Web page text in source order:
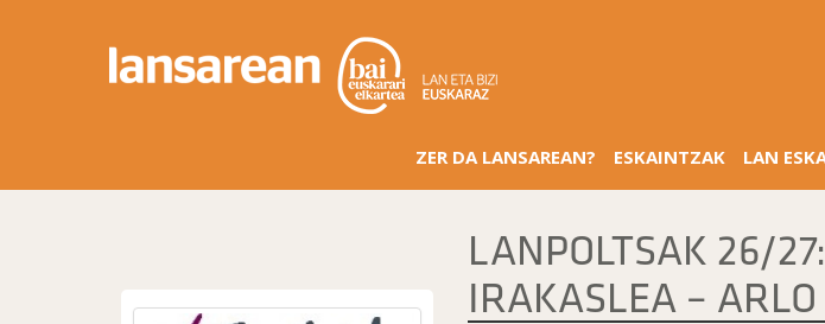
ZER DA LANSAREAN? ESKAINTZAK LAN
LANPOLTSAK 26/
IRAKASLEA –